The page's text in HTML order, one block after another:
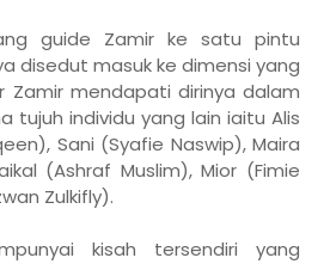
guide Zamir ke satu pintu
disedut masuk ke dimensi yang
Zamir mendapati dirinya dalam
tujuh individu yang lain iaitu Alis
Sani (Syafie Naswip), Maira
(Ashraf Muslim), Mior (Fimie
Zulkifly).
kisah tersendiri yang